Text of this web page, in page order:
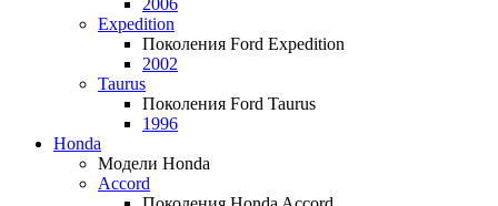
2006
Expedition
Поколения Ford Expedition
2002
Taurus
Поколения Ford Taurus
1996
Honda
Модели Honda
Accord